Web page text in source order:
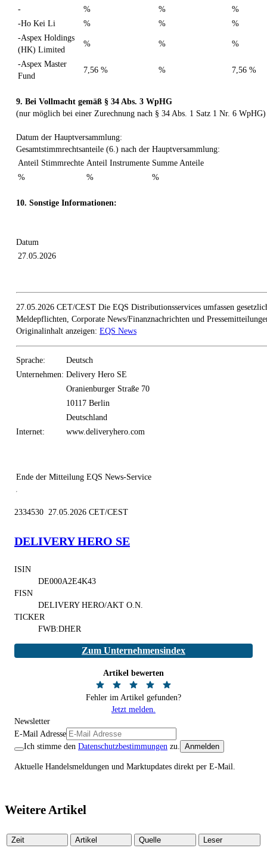
- % %
%
-Ho Kei Li
% %
%
-Aspex Holdings
(HK) Limited
% % %
-Aspex Master
Fund
7,56 % % 7,56 %
9. Bei Vollmacht gemäß § 34 Abs. 3 WpHG
(nur möglich bei einer Zurechnung nach § 34 Abs. 1 Satz 1 Nr. 6 WpHG)
Datum der Hauptversammlung:
Gesamtstimmrechtsanteile (6.) nach der Hauptversammlung:
Anteil Stimmrechte Anteil Instrumente Summe Anteile
%
% %
10. Sonstige Informationen:
Datum
27.05.2026
27.05.2026 CET/CEST Die EQS Distributionsservices umfassen
Meldepflichten, Corporate News/Finanznachrichten und
Originalinhalt anzeigen: EQS News
Sprache:
Deutsch
Unternehmen: Delivery Hero SE
Oranienburger Straße 70
10117 Berlin
Deutschland
Internet:
www.deliveryhero.com
Ende der Mitteilung EQS News-Service
2334530 27.05.2026 CET/CEST
DELIVERY HERO SE
ISIN
DE000A2E4K43
FISN
DELIVERY HERO/AKT O.N.
TICKER
FWB:DHER
Zum Unternehmensindex
Artikel bewerten
Fehler im Artikel gefunden?
Jetzt melden.
Newsletter
E-Mail Adresse
Ich stimme den Datenschutzbestimmungen zu. Anmelden
Aktuelle Handelsmeldungen und Marktupdates direkt per E-Mail.
Weitere Artikel
Zeit Artikel Quelle Leser